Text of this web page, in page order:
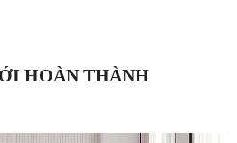
HOÀN THÀNH